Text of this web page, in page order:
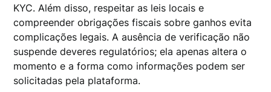
KYC. Além disso, respeitar as leis locais e
compreender obrigações fiscais sobre ganhos evita
complicações legais. A ausência de verificação não
suspende deveres regulatórios; ela apenas altera o
momento e a forma como informações podem ser
solicitadas pela plataforma.